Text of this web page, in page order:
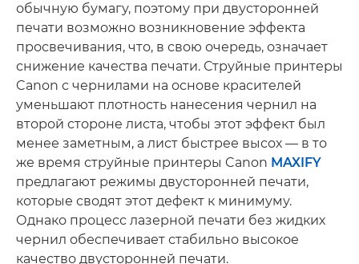
обычную бумагу, поэтому при двусторонней
печати возможно возникновение эффекта
просвечивания, что, в свою очередь, означает
снижение качества печати. Струйные принтеры
Canon с чернилами на основе красителей
уменьшают плотность нанесения чернил на
второй стороне листа, чтобы этот эффект был
менее заметным, а лист быстрее высох — в то
же время струйные принтеры Canon MAXIFY
предлагают режимы двусторонней печати,
которые сводят этот дефект к минимуму.
Однако процесс лазерной печати без жидких
чернил обеспечивает стабильно высокое
качество двусторонней печати.